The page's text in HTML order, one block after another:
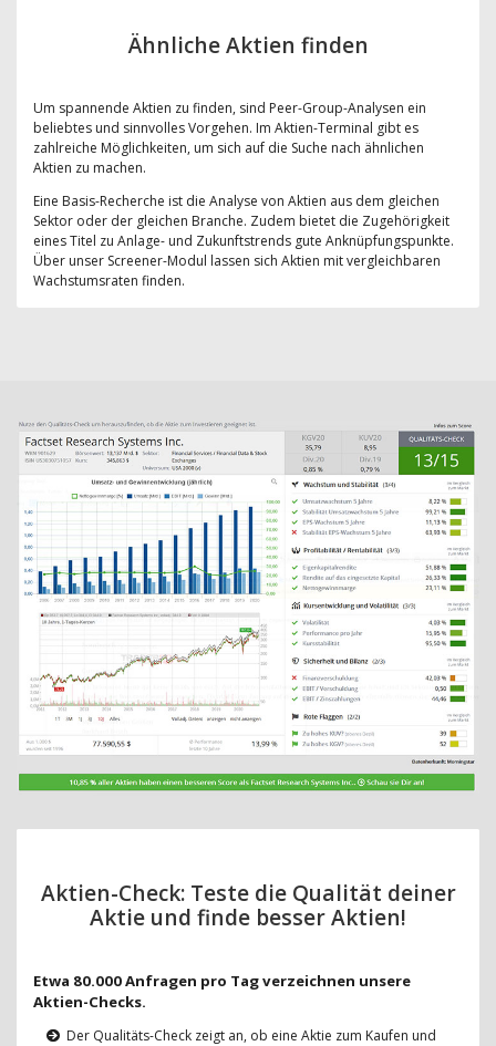
Ähnliche Aktien finden
Um spannende Aktien zu finden, sind Peer-Group-Analysen ein
beliebtes und sinnvolles Vorgehen. Im Aktien-Terminal gibt es
zahlreiche Möglichkeiten, um sich auf die Suche nach ähnlichen
Aktien zu machen.
Eine Basis-Recherche ist die Analyse von Aktien aus dem gleichen
Sektor oder der gleichen Branche. Zudem bietet die Zugehörigkeit
eines Titel zu Anlage- und Zukunftstrends gute Anknüpfungspunkte.
Über unser Screener-Modul lassen sich Aktien mit vergleichbaren
Wachstumsraten finden.
Aktien-Check: Teste die Qualität deiner
Aktie und finde besser Aktien!
Etwa 80.000 Anfragen pro Tag verzeichnen unsere
Aktien-Checks.
Der Qualitäts-Check zeigt an, ob eine Aktie zum Kaufen und